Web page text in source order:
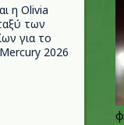
η Olivia
των
για το
2026